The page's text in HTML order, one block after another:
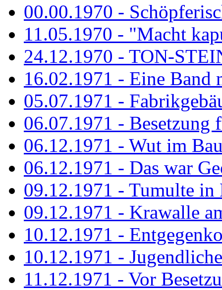
00.00.1970 -
11.05.1970 - "Macht
24.12.1970 - TON-
16.02.1971 - Eine Band
05.07.1971 -
06.07.1971 - Besetzung
06.12.1971 - Wut im
06.12.1971 - Das war
09.12.1971 - Tumulte in
09.12.1971 - Krawalle
10.12.1971 -
10.12.1971 -
11.12.1971 - Vor